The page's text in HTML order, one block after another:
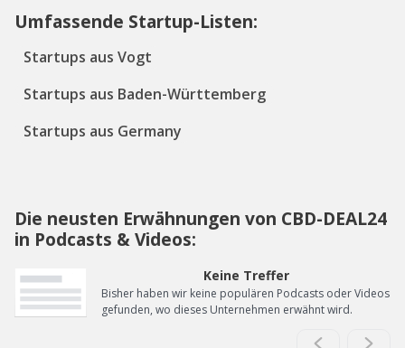
Umfassende Startup-Listen:
Startups aus Vogt
Startups aus Baden-Württemberg
Startups aus Germany
Die neusten Erwähnungen von CBD-DEAL24
in Podcasts & Videos:
Keine Treffer
Bisher haben wir keine populären Podcasts oder Videos
gefunden, wo dieses Unternehmen erwähnt wird.